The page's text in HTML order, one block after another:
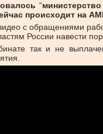
“
происходит на
с обращениями
России навести
так и не